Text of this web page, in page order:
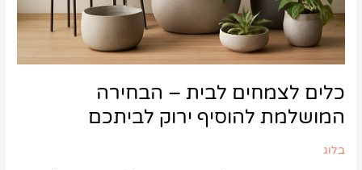
כלים לצמחים לבית – הבחירה
המושלמת להוסיף ירוק לביתכם
בלוג